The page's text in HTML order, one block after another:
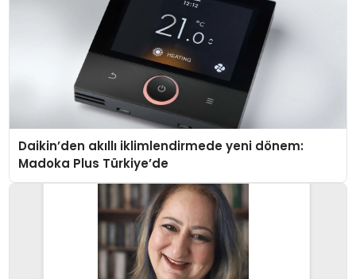
Daikin’den akıllı iklimlendirmede yeni dönem:
Madoka Plus Türkiye’de